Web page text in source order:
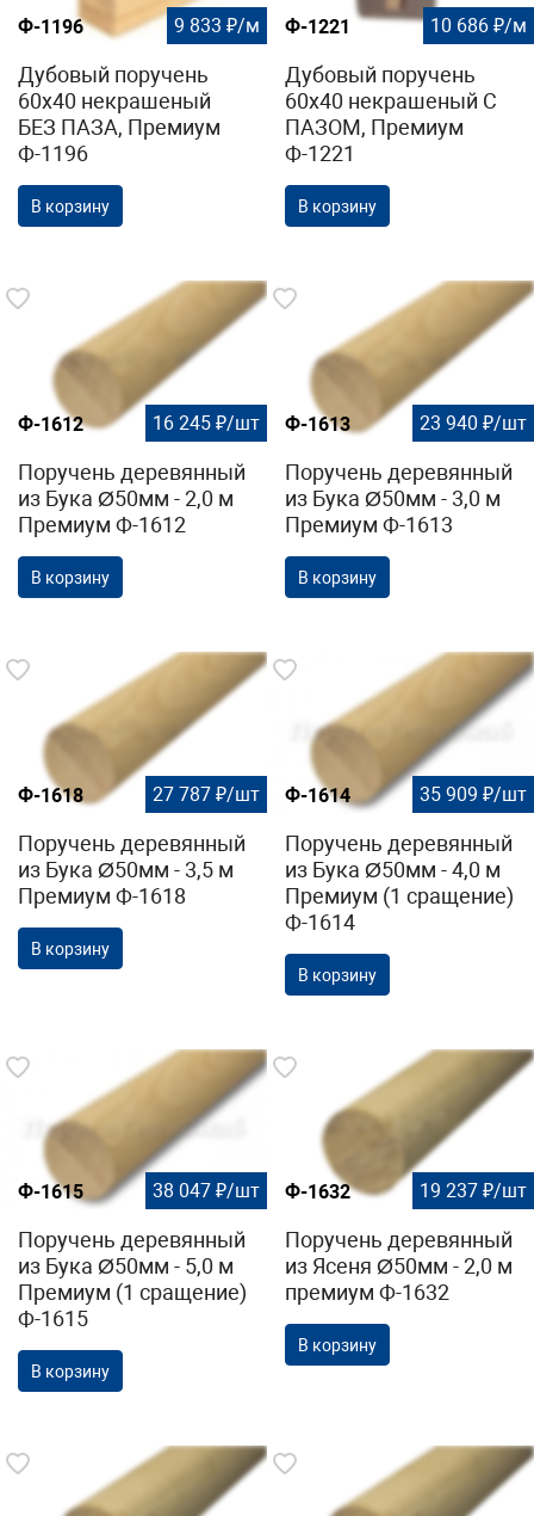
Ф-1196 9 833 ₽/м
Дубовый поручень
60х40 некрашеный
БЕЗ ПАЗА, Премиум
Ф-1196
В корзину
Ф-1221 10 686 ₽/м
Дубовый поручень
60х40 некрашеный С
ПАЗОМ, Премиум
Ф-1221
В корзину
Ф-1612 16 245 ₽/шт
Поручень деревянный
из Бука Ø50мм - 2,0 м
Премиум Ф-1612
В корзину
Ф-1613 23 940 ₽/шт
Поручень деревянный
из Бука Ø50мм - 3,0 м
Премиум Ф-1613
В корзину
Ф-1618 27 787 ₽/шт
Поручень деревянный
из Бука Ø50мм - 3,5 м
Премиум Ф-1618
В корзину
Ф-1614 35 909 ₽/шт
Поручень деревянный
из Бука Ø50мм - 4,0 м
Премиум (1 сращение)
Ф-1614
В корзину
Ф-1615 38 047 ₽/шт
Поручень деревянный
из Бука Ø50мм - 5,0 м
Премиум (1 сращение)
Ф-1615
В корзину
Ф-1632 19 237 ₽/шт
Поручень деревянный
из Ясеня Ø50мм - 2,0 м
премиум Ф-1632
В корзину